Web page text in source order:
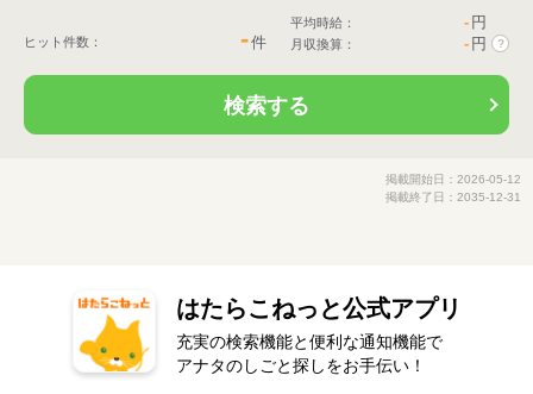
ヒット件数： -件
平均時給： - 円
月収換算： - 円 ?
検索する
掲載開始日：2026-05-12
掲載終了日：2035-12-31
はたらこねっと公式アプリ
充実の検索機能と便利な通知機能で
アナタのしごと探しをお手伝い！